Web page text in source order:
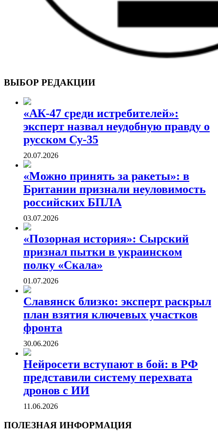
ВОЕННЫЕ СТРАНИЦЫ
СТАТЬИ ВОЕННОЙ ТЕМАТИКИ
ВЫБОР РЕДАКЦИИ
«АК-47 среди истребителей»:
эксперт назвал неудобную правду о
русском Су-35
20.07.2026
«Можно принять за ракеты»: в
Британии признали неуловимость
российских БПЛА
03.07.2026
«Позорная история»: Сырский
признал пытки в украинском
полку «Скала»
01.07.2026
Славянск близко: эксперт раскрыл
план взятия ключевых участков
фронта
30.06.2026
Нейросети вступают в бой: в РФ
представили систему перехвата
дронов с ИИ
11.06.2026
ПОЛЕЗНАЯ ИНФОРМАЦИЯ